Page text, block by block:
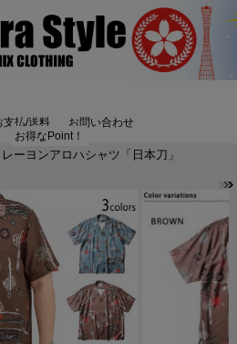
支払/送料
お問い合わせ
お得なPoint！
ーヨンアロハシャツ「日本刀」